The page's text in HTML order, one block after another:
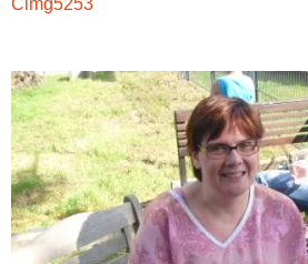
Cimg5253